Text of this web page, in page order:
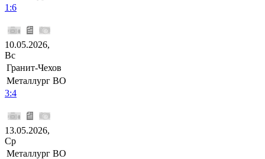
1:6
10.05.2026,
Вс
Гранит-Чехов
Металлург ВО
3:4
13.05.2026,
Ср
Металлург ВО